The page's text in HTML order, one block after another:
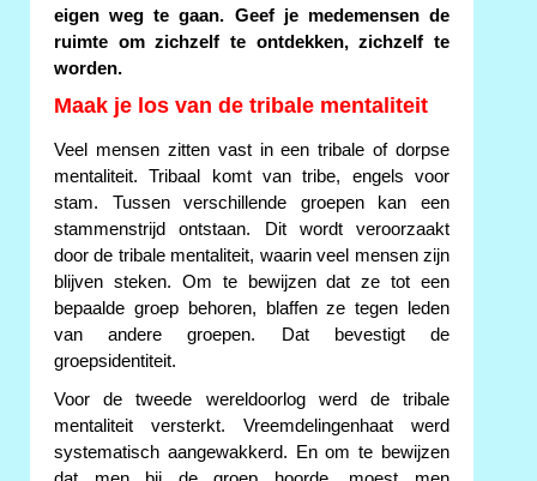
eigen weg te gaan. Geef je medemensen de
ruimte om zichzelf te ontdekken, zichzelf te
worden.
Maak je los van de tribale mentaliteit
Veel mensen zitten vast in een tribale of dorpse
mentaliteit. Tribaal komt van tribe, engels voor
stam. Tussen verschillende groepen kan een
stammenstrijd ontstaan. Dit wordt veroorzaakt
door de tribale mentaliteit, waarin veel mensen zijn
blijven steken. Om te bewijzen dat ze tot een
bepaalde groep behoren, blaffen ze tegen leden
van andere groepen. Dat bevestigt de
groepsidentiteit.
Voor de tweede wereldoorlog werd de tribale
mentaliteit versterkt. Vreemdelingenhaat werd
systematisch aangewakkerd. En om te bewijzen